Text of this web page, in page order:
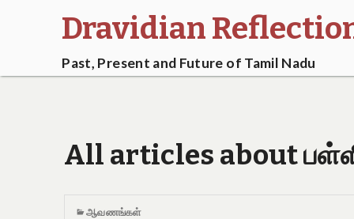
Dravidian
Past, Present and Future of Tamil Nadu
All articles about
ஆவணங்கள்